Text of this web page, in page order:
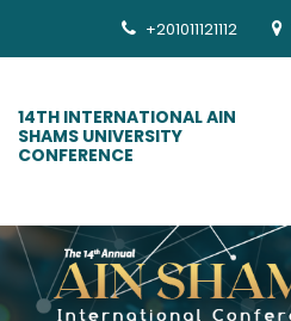
+201011121112
14TH INTERNATIONAL AIN
SHAMS UNIVERSITY
CONFERENCE